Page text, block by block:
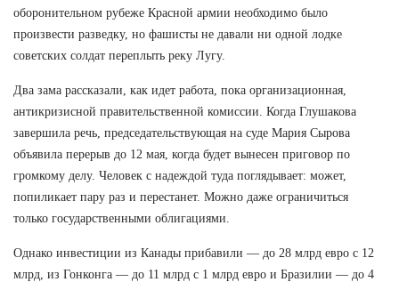
оборонительном рубеже Красной армии необходимо было
произвести разведку, но фашисты не давали ни одной лодке
советских солдат переплыть реку Лугу.
Два зама рассказали, как идет работа, пока организационная,
антикризисной правительственной комиссии. Когда Глушакова
завершила речь, председательствующая на суде Мария Сырова
объявила перерыв до 12 мая, когда будет вынесен приговор по
громкому делу. Человек с надеждой туда поглядывает: может,
попиликает пару раз и перестанет. Можно даже ограничиться
только государственными облигациями.
Однако инвестиции из Канады прибавили — до 28 млрд евро с 12
млрд, из Гонконга — до 11 млрд с 1 млрд евро и Бразилии — до 4